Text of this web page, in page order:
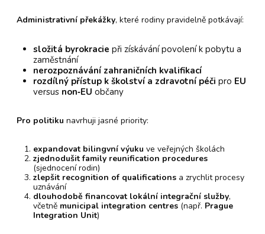
Administrativní překážky, které rodiny pravidelně potkávají:
složitá byrokracie při získávání povolení k pobytu a
zaměstnání
nerozpoznávání zahraničních kvalifikací
rozdílný přístup k školství a zdravotní péči pro EU
versus non‑EU občany
Pro politiku navrhuji jasné priority:
expandovat bilingvní výuku ve veřejných školách
zjednodušit family reunification procedures
(sjednocení rodin)
zlepšit recognition of qualifications a zrychlit procesy
uznávání
dlouhodobě financovat lokální integrační služby,
včetně municipal integration centres (např. Prague
Integration Unit)